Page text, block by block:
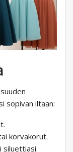
sopivan iltaan:
korvakorut.
siluettiasi.